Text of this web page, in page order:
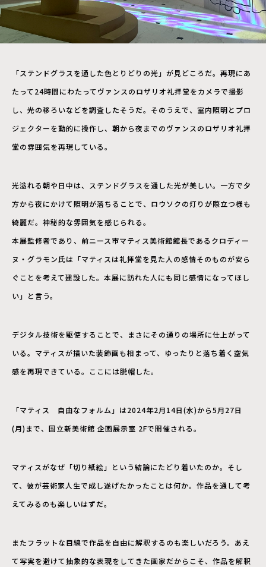
「ステンドグラスを通した色とりどりの光」が見どころだ。再現にあ
たって24時間にわたってヴァンスのロザリオ礼拝堂をカメラで撮影
し、光の移ろいなどを調査したそうだ。そのうえで、室内照明とプロ
ジェクターを動的に操作し、朝から夜までのヴァンスのロザリオ礼拝
堂の雰囲気を再現している。
光溢れる朝や日中は、ステンドグラスを通した光が美しい。一方で夕
方から夜にかけて照明が落ちることで、ロウソクの灯りが際立つ様も
綺麗だ。神秘的な雰囲気を感じられる。
本展監修者であり、前ニース市マティス美術館館長であるクロディー
ヌ・グラモン氏は「マティスは礼拝堂を見た人の感情そのものが安ら
ぐことを考えて建設した。本展に訪れた人にも同じ感情になってほし
い」と言う。
デジタル技術を駆使することで、まさにその通りの場所に仕上がって
いる。マティスが描いた装飾画も相まって、ゆったりと落ち着く空気
感を再現できている。ここには脱帽した。
「マティス 自由なフォルム」は2024年2月14日(水)から5月27日
(月)まで、国立新美術館 企画展示室 2Fで開催される。
マティスがなぜ「切り紙絵」という結論にたどり着いたのか。そし
て、彼が芸術家人生で成し遂げたかったことは何か。作品を通して考
えてみるのも楽しいはずだ。
またフラットな目線で作品を自由に解釈するのも楽しいだろう。あえ
て写実を避けて抽象的な表現をしてきた画家だからこそ、作品を解釈